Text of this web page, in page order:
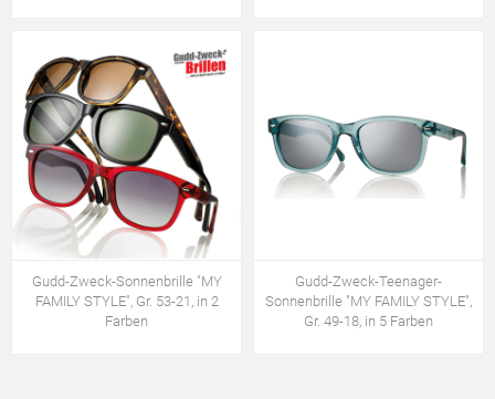
Gudd-Zweck-Sonnenbrille "MY
FAMILY STYLE", Gr. 53-21, in 2
Farben
Gudd-Zweck-Teenager-
Sonnenbrille "MY FAMILY STYLE",
Gr. 49-18, in 5 Farben